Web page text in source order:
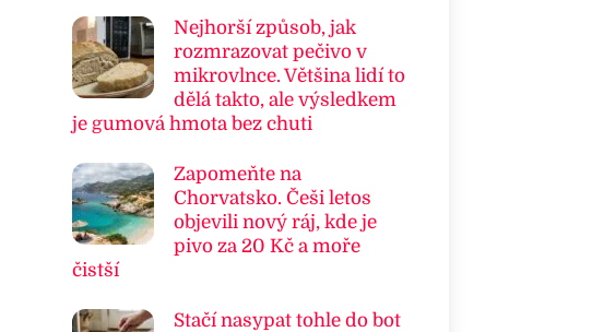
Nejhorší způsob, jak
rozmrazovat pečivo v
mikrovlnce. Většina lidí to
dělá takto, ale výsledkem
je gumová hmota bez chuti
Zapomeňte na
Chorvatsko. Češi letos
objevili nový ráj, kde je
pivo za 20 Kč a moře
čistší
Stačí nasypat tohle do bot